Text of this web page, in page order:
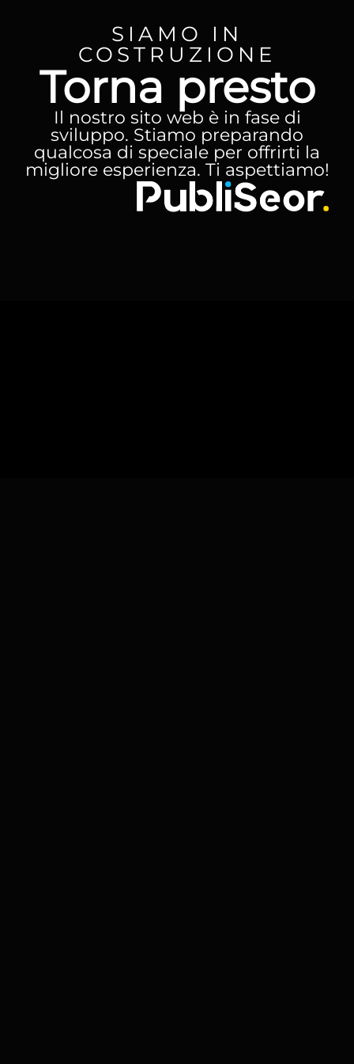
SIAMO IN
COSTRUZIONE
Torna presto
Il nostro sito web è in fase di
sviluppo. Stiamo preparando
qualcosa di speciale per offrirti la
migliore esperienza. Ti aspettiamo!